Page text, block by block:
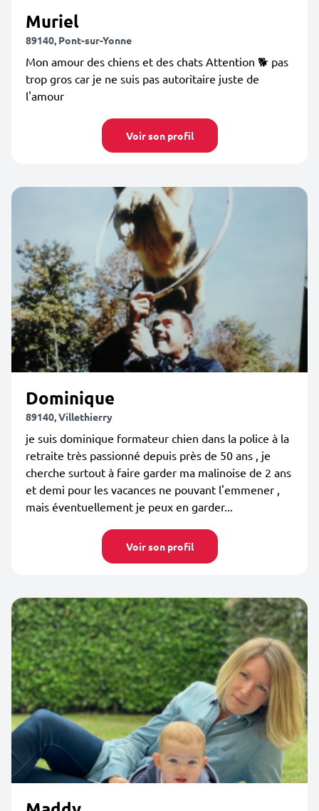
Muriel
89140, Pont-sur-Yonne
Mon amour des chiens et des chats Attention 🐕 pas
trop gros car je ne suis pas autoritaire juste de
l'amour
Voir son profil
Dominique
89140, Villethierry
je suis dominique formateur chien dans la police à la
retraite très passionné depuis près de 50 ans , je
cherche surtout à faire garder ma malinoise de 2 ans
et demi pour les vacances ne pouvant l'emmener ,
mais éventuellement je peux en garder...
Voir son profil